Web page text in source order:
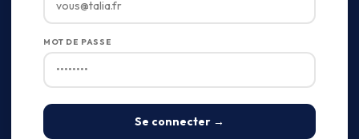
MOT DE PASSE
Se connecter →